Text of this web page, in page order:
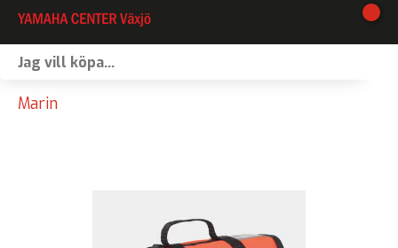
Marin